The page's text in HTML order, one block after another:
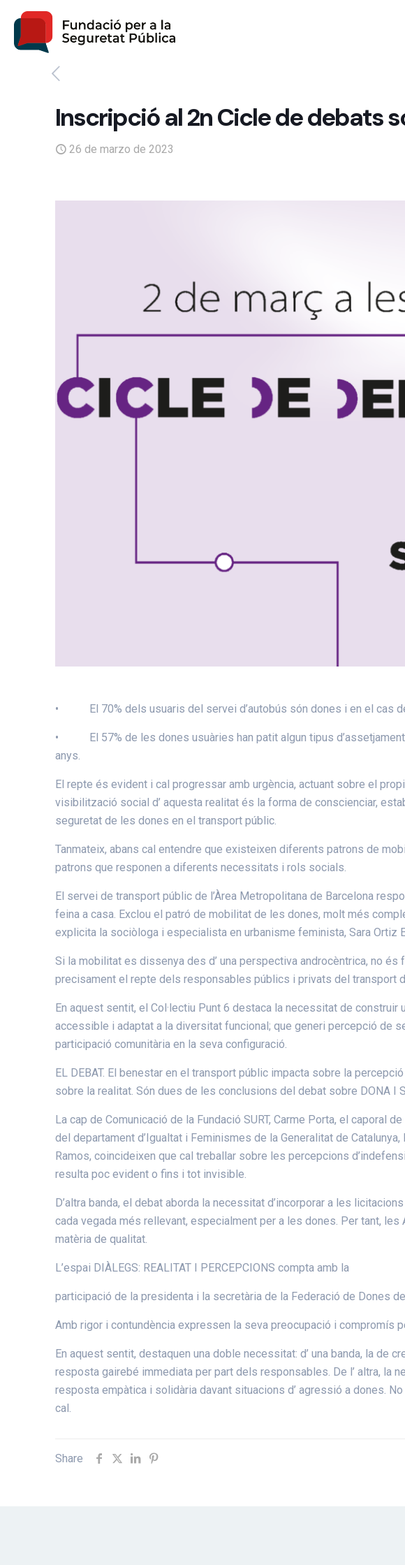
Inscripció al 2n Cicle de debats
26 de marzo de 2023
• El 70% dels usuaris del servei d’autobús són dones i en el cas
• El 57% de les dones usuàries han patit algun tipus d’assetjament
anys.
El repte és evident i cal progressar amb urgència, actuant sobre el
visibilització social d’ aquesta realitat és la forma de conscienciar,
seguretat de les dones en el transport públic.
Tanmateix, abans cal entendre que existeixen diferents patrons de
patrons que responen a diferents necessitats i rols socials.
El servei de transport públic de l’Àrea Metropolitana de Barcelona
feina a casa. Exclou el patró de mobilitat de les dones, molt més
explicita la sociòloga i especialista en urbanisme feminista, Sara Ortiz
Si la mobilitat es dissenya des d’ una perspectiva androcèntrica, no
precisament el repte dels responsables públics i privats del transport
En aquest sentit, el Col·lectiu Punt 6 destaca la necessitat de
accessible i adaptat a la diversitat funcional; que generi percepció de
participació comunitària en la seva configuració.
EL DEBAT. El benestar en el transport públic impacta sobre la
sobre la realitat. Són dues de les conclusions del debat sobre DONA I
La cap de Comunicació de la Fundació SURT, Carme Porta, el caporal
del departament d’Igualtat i Feminismes de la Generalitat de
Ramos, coincideixen que cal treballar sobre les percepcions
resulta poc evident o fins i tot invisible.
D’altra banda, el debat aborda la necessitat d’incorporar a les
cada vegada més rellevant, especialment per a les dones. Per tant,
matèria de qualitat.
L’espai DIÀLEGS: REALITAT I PERCEPCIONS compta amb la
participació de la presidenta i la secretària de la Federació de Dones
Amb rigor i contundència expressen la seva preocupació i compromís
En aquest sentit, destaquen una doble necessitat: d’ una banda, la de
resposta gairebé immediata per part dels responsables. De l’ altra, la
resposta empàtica i solidària davant situacions d’ agressió a dones.
cal.
Share